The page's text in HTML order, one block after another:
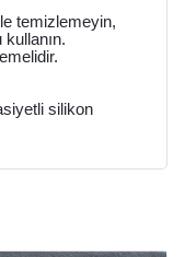
temizlemeyin,
silikon